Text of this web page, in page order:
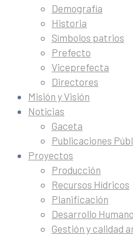
Demografía
Historia
Símbolos patrios
Prefecto
Viceprefecta
Directores
Misión y Visión
Noticias
Gaceta
Publicaciones
Proyectos
Producción
Recursos Hídricos
Planificación
Desarrollo
Gestión y calidad